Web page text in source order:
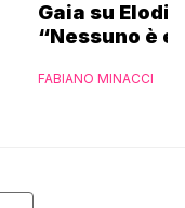
Gaia su
“Nessuno è
FABIANO MINACCI